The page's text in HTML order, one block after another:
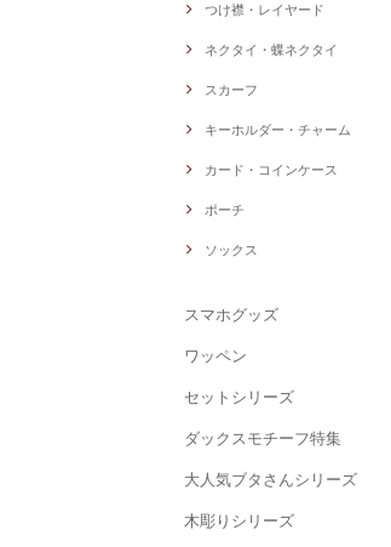
つけ襟・レイヤード
ネクタイ・蝶ネクタイ
スカーフ
キーホルダー・チャーム
カード・コインケース
ポーチ
ソックス
スマホグッズ
ワッペン
セットシリーズ
ダックスモチーフ特集
大人気ブタさんシリーズ
木彫りシリーズ